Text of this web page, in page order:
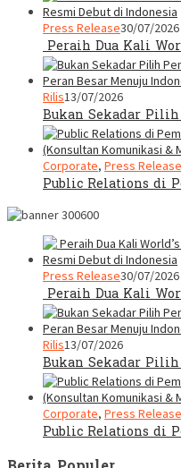
Press Release30/07/2026
Peraih Dua Kali
Rilis13/07/2026
Bukan Sekadar
Corporate, Press Release
Public Relations di
Press Release30/07/2026
Peraih Dua Kali
Rilis13/07/2026
Bukan Sekadar
Corporate, Press Release
Public Relations di